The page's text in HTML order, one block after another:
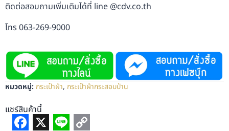
ติดต่อสอบถามเพิ่มเติมได้ที่ line @cdv.co.th
โทร 063-269-9000
หมวดหมู่: กระเป๋าผ้า, กระเป๋าผ้ากระสอบป่าน
แชร์สินค้านี้